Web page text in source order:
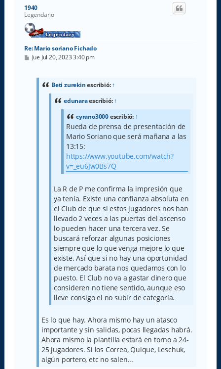
1940
Legendario
Re: Mario soriano Fichado
M
Jue Jul 20, 2023 3:40 pm
Beti zurekinescribió:↑
edunaraescribió:↑
cyrano3000escribió: ↑
Rueda de prensa de presentación de
Mario Soriano que será mañana a las
13:15:
https://www.youtube.com/watch?
v=_eu6Jw0Bs7Q
La R de P me confirma la impresión que
ya tenía. Existe una confianza absoluta en
el Club de que si estos jugadores nos han
llevado 2 veces a las puertas del ascenso
lo pueden hacer una tercera vez. Se
buscará reforzar algunas posiciones
siempre que lo que venga mejore lo que
existe. Así que si no hay una oportunidad
de mercado barata nos quedamos con lo
puesto. El Club no va a gastar dinero que
consideren no tiene sentido, aunque eso
lleve consigo el no subir de categoría.
Es lo que hay. Ahora mismo hay un atasco
importante y sin salidas, pocas llegadas habrá.
Ahora mismo la plantilla estará en torno a 24-
25 jugadores. Si los Correa, Quique, Leschuk,
algún portero, etc no salen...